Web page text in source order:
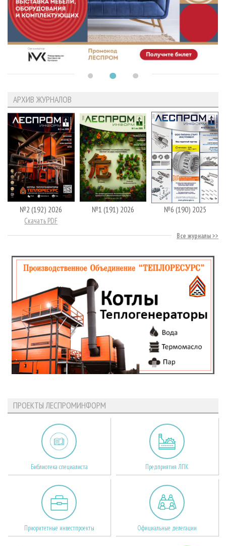
АРХИВ ЖУРНАЛОВ
№2 (192) 2026
Скачать PDF
№1 (191) 2026 №6 (190) 2025
Все журналы
ПРОЕКТЫ ЛЕСПРОМИНФОРМ
Библиотека специалиста Предприятия ЛПК
Приоритетные инвестпроекты Официальные делегации